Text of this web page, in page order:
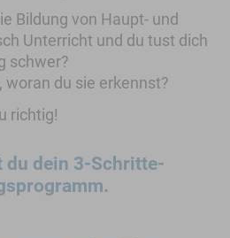
Bildung von Haupt- und
Unterricht und du tust dich
schwer?
woran du sie erkennst?
richtig!
du dein 3-Schritte-